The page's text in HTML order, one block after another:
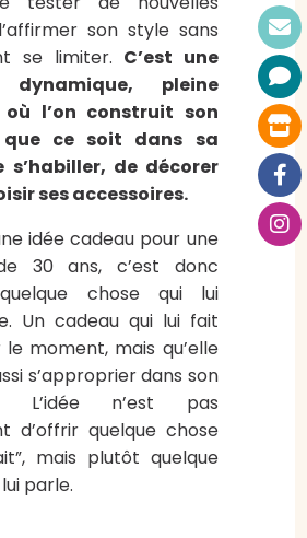
son style sans
se limiter. C’est une
dynamique, pleine
où l’on construit son
que ce soit dans sa
s’habiller, de décorer
ses accessoires.
idée cadeau pour une
30 ans, c’est donc
chose qui lui
Un cadeau qui lui fait
le moment, mais qu’elle
s’approprier dans son
L’idée n’est pas
d’offrir quelque chose
mais plutôt quelque
parle.